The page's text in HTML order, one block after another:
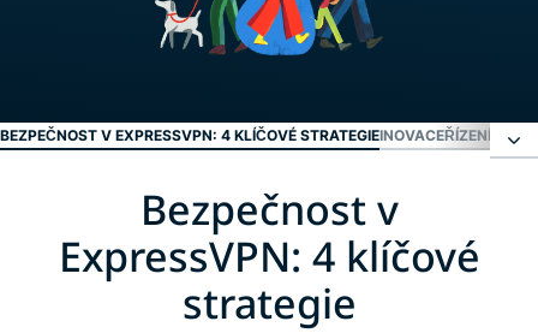
BEZPEČNOST V EXPRESSVPN: 4 KLÍČOVÉ STRATEGIEINOVACEŘÍZENÍ
Bezpečnost v ExpressVPN: 4 klíčové strategie
Inovace
Bezpečnost v
ExpressVPN: 4 klíčové
strategie